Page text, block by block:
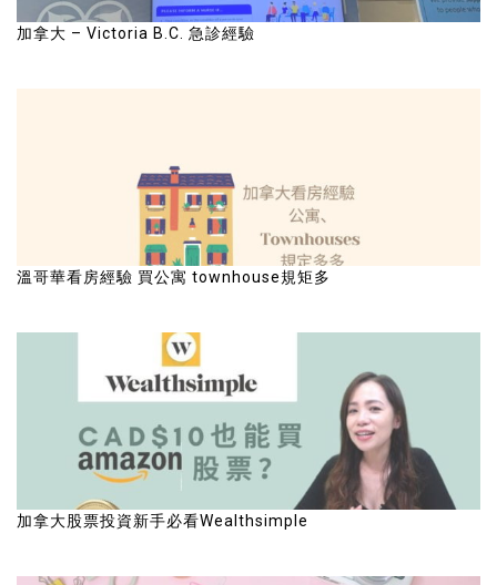
加拿大 – Victoria B.C. 急診經驗
溫哥華看房經驗 買公寓 townhouse規矩多
加拿大股票投資新手必看Wealthsimple